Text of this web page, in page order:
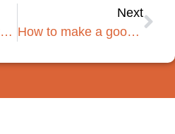
History and use of the Italian coffee maker
Next
How to make a good filter coffee?